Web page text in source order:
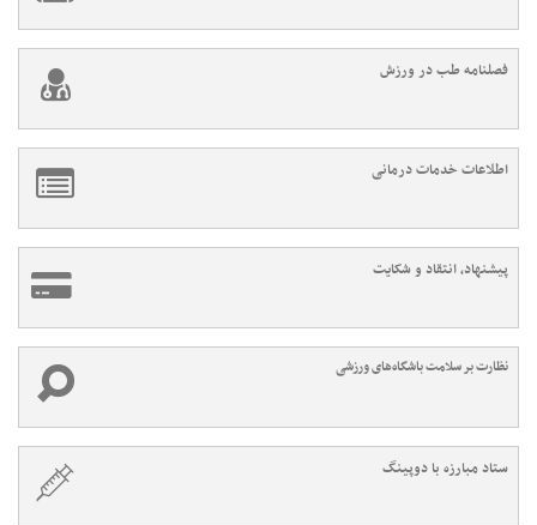
فصلنامه طب در ورزش
اطلاعات خدمات درمانی
پیشنهاد، انتقاد و شکایت
نظارت بر سلامت باشگاه‌های ورزشی
ستاد مبارزه با دوپینگ